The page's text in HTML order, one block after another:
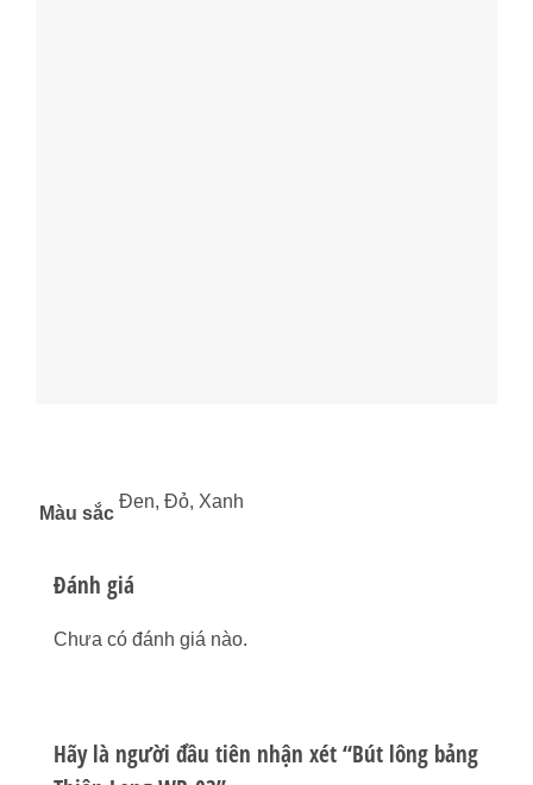
Màu sắc
Đen, Đỏ, Xanh
Đánh giá
Chưa có đánh giá nào.
Hãy là người đầu tiên nhận xét “Bút lông bảng